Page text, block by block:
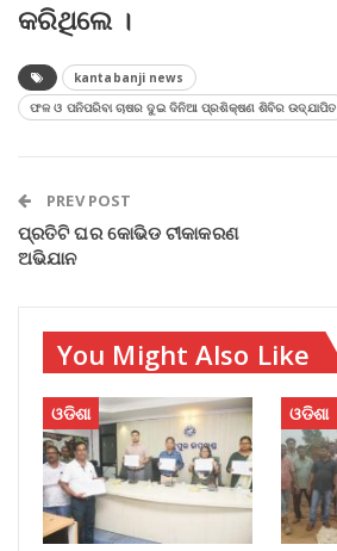
କରିଥିଲେ ।
kantabanji news
ଫଳ ଓ ପନିପରିବା ଚାଷର ଦୁଇ ଦିନିଆ ପ୍ରଶିକ୍ଷଣ ଶିବିର ଉଦ୍‌ଯାପିତ
PREV POST
ପ୍ରତିଟି ଘର କୋଭିଡ ଟୀକାକରଣ
ଅଭିଯାନ
You Might Also Like
ଓଡିଶା ଓଡିଶା